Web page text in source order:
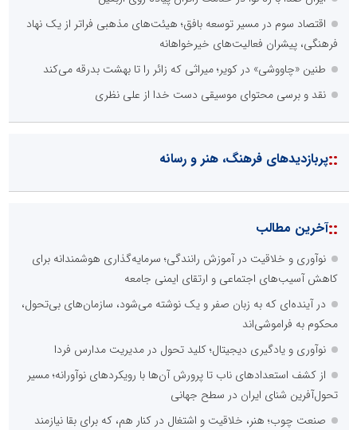
اقتصاد سوم در مسیر توسعه بافق؛ هیئت‌های مذهبی فراتر از یک نهاد
فرهنگی، پیشران فعالیت‌های خیرخواهانه
طنین «چاووشی» در کویر؛ میراثی که زائر را تا بهشت بدرقه می‌کند
نقد و برسی محتوای موسیقی دست خدا از علی نظری
::پربازدیدهای فرهنگ، هنر و رسانه
::آخرین مطالب
نوآوری و خلاقیت در آموزش رانندگی؛ سرمایه‌گذاری هوشمندانه برای
کاهش آسیب‌های اجتماعی و ارتقای ایمنی جامعه
در آینده‌ای که به زبان صفر و یک نوشته می‌شود، سازمان‌های بی‌تحول،
محکوم به فراموشی‌اند
نوآوری و یادگیری دیجیتال؛ کلید تحول در مدیریت مدارس فردا
از کشف استعدادهای ناب تا پرورش آن‌ها با رویکردهای نوآورانه؛ مسیر
تحول‌آفرین شنای ایران در سطح جهانی
صنعت چوب؛ هنر، خلاقیت و اشتغال در کنار هم، که برای بقا نیازمند